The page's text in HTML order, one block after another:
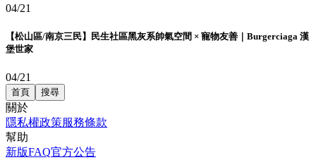
04/21
【松山區/南京三民】民生社區黑灰系帥氣空間 × 寵物友善｜Burgerciaga 漢
堡世家
04/21
首頁 搜尋
關於
隱私權政策服務條款
幫助
新版FAQ官方公告